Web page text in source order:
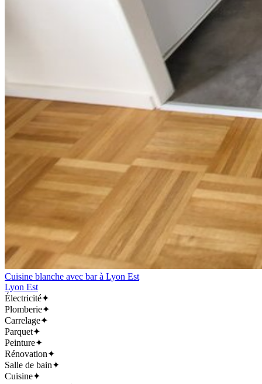
Cuisine blanche avec bar à Lyon Est
Lyon Est
Électricité✦
Plomberie✦
Carrelage✦
Parquet✦
Peinture✦
Rénovation✦
Salle de bain✦
Cuisine✦